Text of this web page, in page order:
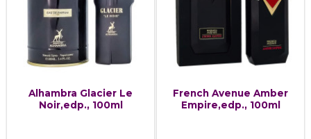
Alhambra Glacier Le
Noir,edp., 100ml
French Avenue Amber
Empire,edp., 100ml